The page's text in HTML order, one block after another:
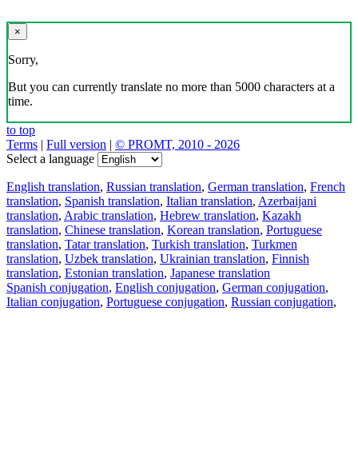
×
Sorry,
But you can currently translate no more than 5000 characters at a
time.
to top
Terms | Full version | © PROMT, 2010 - 2026
Select a language
English translation, Russian translation, German translation, French
translation, Spanish translation, Italian translation, Azerbaijani
translation, Arabic translation, Hebrew translation, Kazakh
translation, Chinese translation, Korean translation, Portuguese
translation, Tatar translation, Turkish translation, Turkmen
translation, Uzbek translation, Ukrainian translation, Finnish
translation, Estonian translation, Japanese translation
Spanish conjugation, English conjugation, German conjugation,
Italian conjugation, Portuguese conjugation, Russian conjugation,